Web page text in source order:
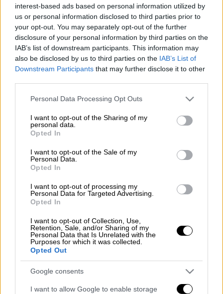
interest-based ads based on personal information utilized by
us or personal information disclosed to third parties prior to
your opt-out. You may separately opt-out of the further
disclosure of your personal information by third parties on the
IAB’s list of downstream participants. This information may
also be disclosed by us to third parties on the IAB’s List of
Downstream Participants that may further disclose it to other
Please note that this website/app uses one or more Google
not limited to your visit or usage behaviour. You may click to
grant or deny consent to Google and its third-party tags to
use your data for below specified purposes in below Google
consent section.
Personal Data Processing Opt Outs
I want to opt-out of the Sharing of my
personal data.
Opted In
I want to opt-out of the Sale of my
Personal Data.
Opted In
I want to opt-out of processing my
Personal Data for Targeted Advertising.
Opted In
I want to opt-out of Collection, Use,
Retention, Sale, and/or Sharing of my
Personal Data that Is Unrelated with the
Purposes for which it was collected.
Opted Out
Google consents
I want to allow Google to enable storage
Προσθέστε το ΕΘΝΟΣ στη Google
Στα ημιτελικά τουAustralian Openβρίσκεται
οΣτέφανος Τσιτσιπάςμετά από τη σημερινή
του νίκη.
Ο Έλληνας τενίστας, ο οποίος
είναι ένα βήμα
πριν τον μεγάλο τελικό, έχει ήδη γίνει
πλουσιότερος κατά 571 χιλιάδες ευρώ ενώ
αν καταφέρει να κερδίσει και στον επόμενο
γύρο θα προστεθεί στον λογαριασμό του
ποσό που θα είναι κοντά στο ένα
Σημειώνεται ότι αν ο Τσιτσιπάς κατακτήσει
1.8 εκατομμυρίων ευρώ ενώ πιθανότατα να
φτάσει στην τρίτη θέση της παγκόσμιας
κατάταξης.